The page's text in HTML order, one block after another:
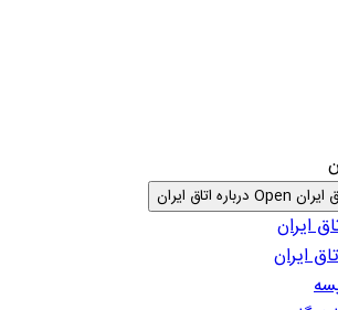
Open درباره اتاق ایران
ایران
ایران